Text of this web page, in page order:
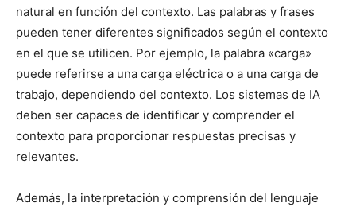
natural en función del contexto. Las palabras y frases
pueden tener diferentes significados según el contexto
en el que se utilicen. Por ejemplo, la palabra «carga»
puede referirse a una carga eléctrica o a una carga de
trabajo, dependiendo del contexto. Los sistemas de IA
deben ser capaces de identificar y comprender el
contexto para proporcionar respuestas precisas y
relevantes.
Además, la interpretación y comprensión del lenguaje